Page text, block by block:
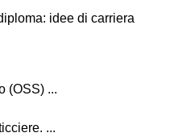
idee di carriera
(OSS) ...
...